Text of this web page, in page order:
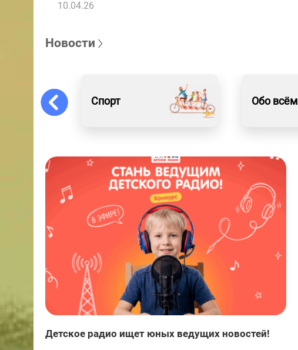
10.04.26
Новости
Спорт Обо всём
Детское радио ищет юных ведущих новостей!